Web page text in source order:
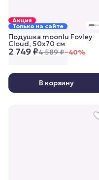
Акция
Только на сайте
2 749 ₽4 589 ₽−40%
Подушка moonlu Fovley
Cloud, 50x70 см
В корзину